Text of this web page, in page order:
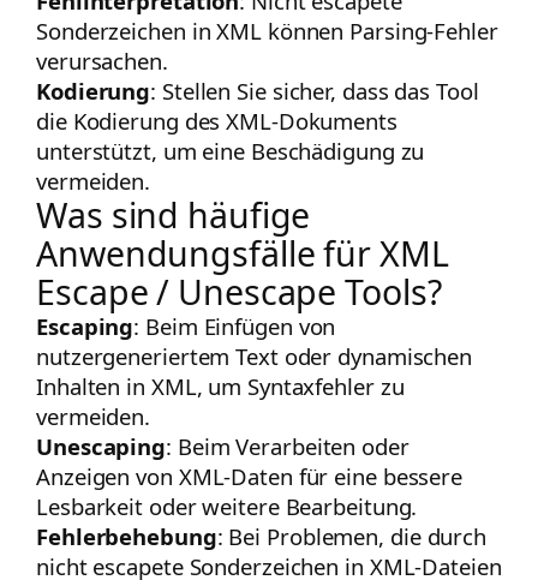
Sonderzeichen in XML können Parsing-Fehler
verursachen.
Kodierung: Stellen Sie sicher, dass das Tool
die Kodierung des XML-Dokuments
unterstützt, um eine Beschädigung zu
vermeiden.
Was sind häufige
Anwendungsfälle für XML
Escape / Unescape Tools?
Escaping: Beim Einfügen von
nutzergeneriertem Text oder dynamischen
Inhalten in XML, um Syntaxfehler zu
vermeiden.
Unescaping: Beim Verarbeiten oder
Anzeigen von XML-Daten für eine bessere
Lesbarkeit oder weitere Bearbeitung.
Fehlerbehebung: Bei Problemen, die durch
nicht escapete Sonderzeichen in XML-Dateien